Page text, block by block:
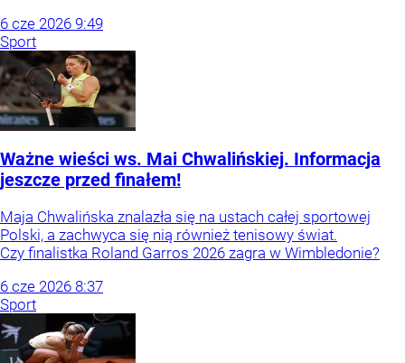
6 cze 2026 9:49
Sport
Ważne wieści ws. Mai Chwalińskiej. Informacja
jeszcze przed finałem!
Maja Chwalińska znalazła się na ustach całej sportowej
Polski, a zachwyca się nią również tenisowy świat.
Czy finalistka Roland Garros 2026 zagra w Wimbledonie?
6 cze 2026 8:37
Sport